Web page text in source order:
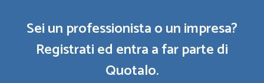
Sei un professionista o un impresa?
Registrati ed entra a far parte di
Quotalo.